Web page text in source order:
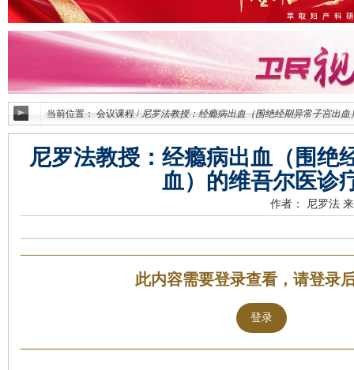
当前位置：会议课程 / 尼罗法教授：经瘾病出血（围绝经期异常子宮出血
尼罗法教授：经瘾病出血（围绝
血）的维吾尔医诊
作者： 尼罗法
此内容需要登录查看，请登录
登录